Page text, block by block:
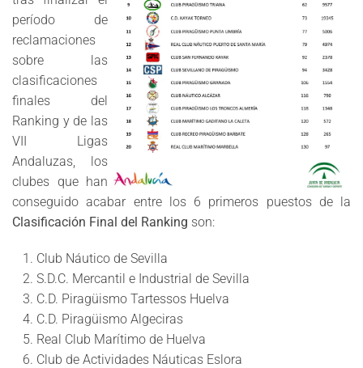
período de
reclamaciones
sobre las
clasificaciones
finales del
Ranking y de las
VII Ligas
Andaluzas, los
clubes que han
conseguido acabar entre los 6 primeros puestos de la
Clasificación Final del Ranking son:
Club Náutico de Sevilla
S.D.C. Mercantil e Industrial de Sevilla
C.D. Piragüismo Tartessos Huelva
C.D. Piragüismo Algeciras
Real Club Marítimo de Huelva
Club de Actividades Náuticas Eslora